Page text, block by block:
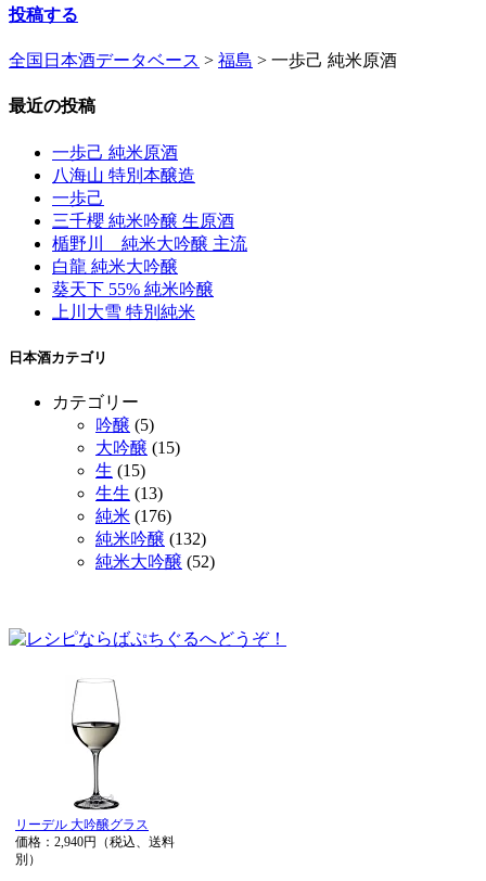
投稿する
全国日本酒データベース > 福島 > 一歩己 純米原酒
最近の投稿
一歩己 純米原酒
八海山 特別本醸造
一歩己
三千櫻 純米吟醸 生原酒
楯野川 純米大吟醸 主流
白龍 純米大吟醸
葵天下 55% 純米吟醸
上川大雪 特別純米
日本酒カテゴリ
カテゴリー
吟醸 (5)
大吟醸 (15)
生 (15)
生生 (13)
純米 (176)
純米吟醸 (132)
純米大吟醸 (52)
リーデル 大吟醸グラス
価格：2,940円（税込、送料
別）